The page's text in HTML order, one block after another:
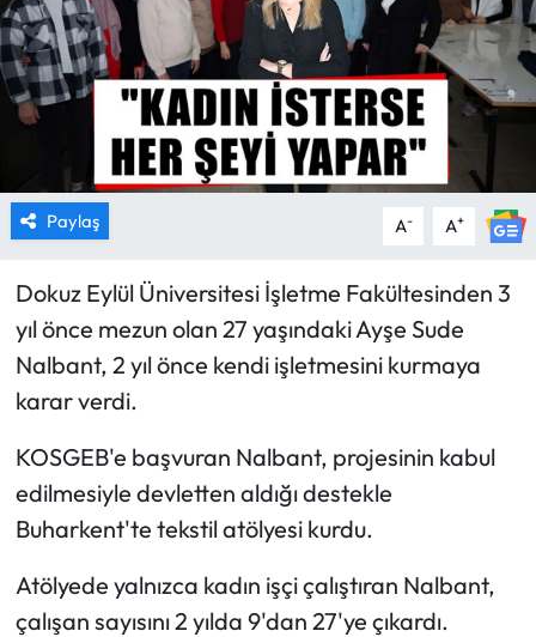
Paylaş A- A+
Dokuz Eylül Üniversitesi İşletme Fakültesinden 3
yıl önce mezun olan 27 yaşındaki Ayşe Sude
Nalbant, 2 yıl önce kendi işletmesini kurmaya
karar verdi.
KOSGEB'e başvuran Nalbant, projesinin kabul
edilmesiyle devletten aldığı destekle
Buharkent'te tekstil atölyesi kurdu.
Atölyede yalnızca kadın işçi çalıştıran Nalbant,
çalışan sayısını 2 yılda 9'dan 27'ye çıkardı.
TARIM
TURİZM
YAŞAM
RESMİ İLANLAR